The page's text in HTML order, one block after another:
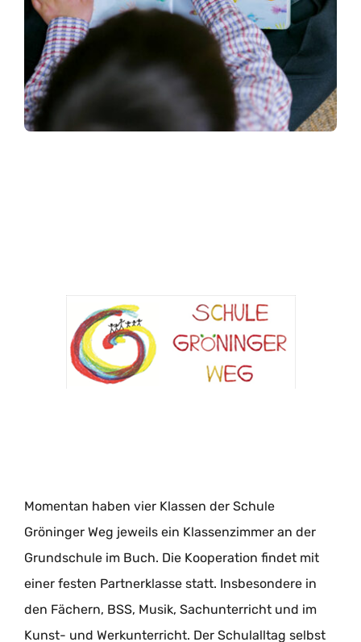
Momentan haben vier Klassen der Schule
Gröninger Weg jeweils ein Klassenzimmer an der
Grundschule im Buch. Die Kooperation findet mit
einer festen Partnerklasse statt. Insbesondere in
den Fächern, BSS, Musik, Sachunterricht und im
Kunst- und Werkunterricht. Der Schulalltag selbst